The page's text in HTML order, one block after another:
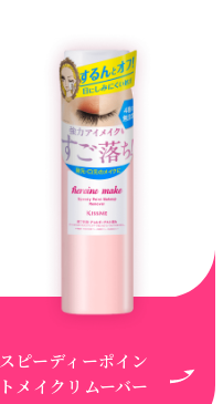
スピーディーポイン
トメイクリムーバー